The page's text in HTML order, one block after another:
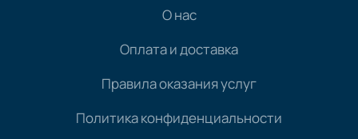
О нас
Оплата и доставка
Правила оказания услуг
Политика конфиденциальности